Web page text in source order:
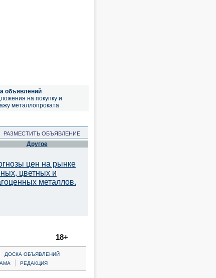
объявлений
на покупку и
металлопроката
РАЗМЕСТИТЬ ОБЪЯВЛЕНИЕ
Другое
цен на рынке
цветных и
металлов.
18+
ДОСКА ОБЪЯВЛЕНИЙ
| РЕДАКЦИЯ